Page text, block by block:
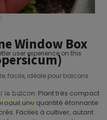
Window Box
facile, idéale pour balcons
le balcon. Plant très compact
une quantité étonnante
Faciles à cultiver, autant
user experience on this